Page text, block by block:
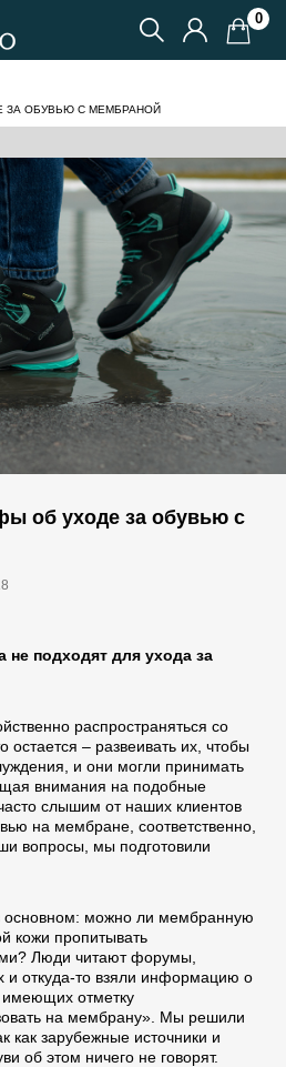
0
ЗА ОБУВЬЮ С МЕМБРАНОЙ
об уходе за обувью с
не подходят для ухода за
распространяться со
остается – развеивать их, чтобы
и они могли принимать
внимания на подобные
слышим от наших клиентов
на мембране, соответственно,
вопросы, мы подготовили
можно ли мембранную
кожи пропитывать
Люди читают форумы,
и откуда-то взяли информацию о
имеющих отметку
на мембрану». Мы решили
как зарубежные источники и
об этом ничего не говорят.